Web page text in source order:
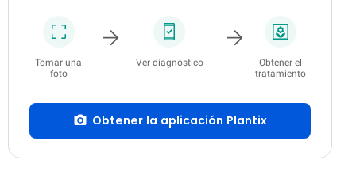
Tomar una
foto
Ver diagnóstico
Obtener el
tratamiento
Obtener la aplicación Plantix